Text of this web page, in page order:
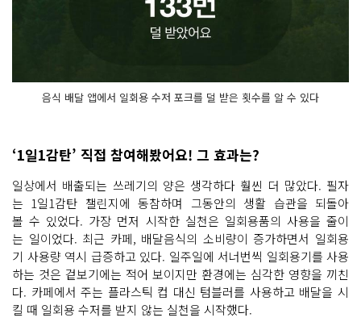
음식 배달 앱에서 일회용 수저 포크를 덜 받은 횟수를 알 수 있다
‘1일1감탄’ 직접 참여해봤어요! 그 효과는?
일상에서 배출되는 쓰레기의 양은 생각하다 훨씬 더 많았다. 필자
는 1일1감탄 챌린지에 동참하며 그동안의 생활 습관을 되돌아
볼 수 있었다. 가장 먼저 시작한 실천은 일회용품의 사용을 줄이
는 일이었다. 최근 카페, 배달음식의 소비량이 증가하면서 일회용
기 사용량 역시 급증하고 있다. 일주일에 서너번씩 일회용기를 사용
하는 것은 겉보기에는 적어 보이지만 환경에는 심각한 영향을 끼친
다. 카페에서 주는 플라스틱 컵 대신 텀블러를 사용하고 배달을 시
킬 때 일회용 수저를 받지 않는 실천을 시작했다.